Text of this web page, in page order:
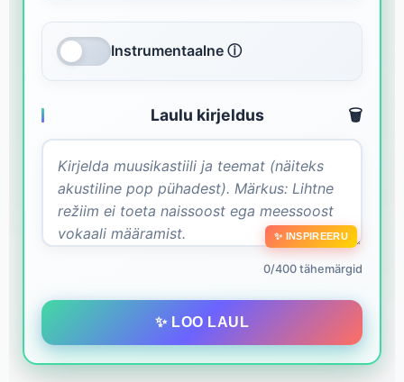
Instrumentaalne ⓘ
Laulu kirjeldus 🗑️
✨ INSPIREERU
0/400 tähemärgid
✨ LOO LAUL